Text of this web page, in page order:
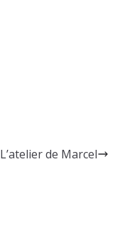
L’atelier de Marcel